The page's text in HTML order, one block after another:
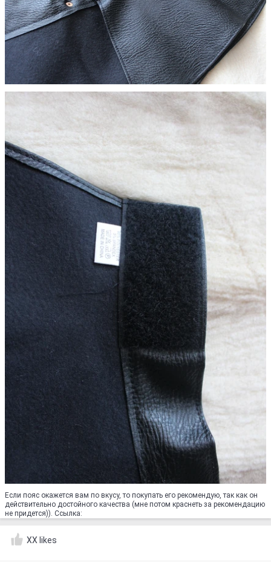
Если пояс окажется вам по вкусу, то покупать его рекомендую, так как он
действительно достойного качества (мне потом краснеть за рекомендацию
не придется)). Ссылка:
XX likes